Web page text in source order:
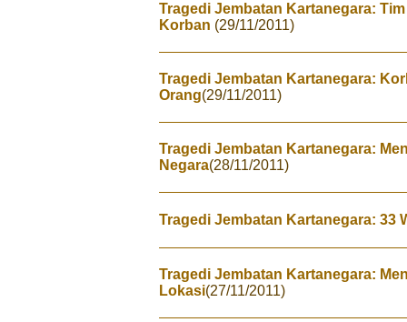
Tragedi Jembatan Kartanegara:
Korban (29/11/2011)
Tragedi Jembatan Kartanegara:
Orang(29/11/2011)
Tragedi Jembatan Kartanegara:
Negara(28/11/2011)
Tragedi Jembatan Kartanegara: 33
Tragedi Jembatan Kartanegara:
Lokasi(27/11/2011)